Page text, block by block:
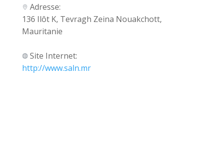
Adresse:
136 Ilôt K, Tevragh Zeina Nouakchott,
Mauritanie
Site Internet:
http://www.saln.mr